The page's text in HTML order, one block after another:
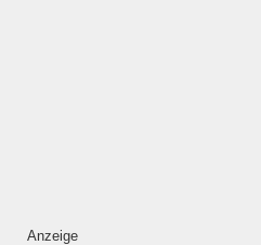
Anzeige